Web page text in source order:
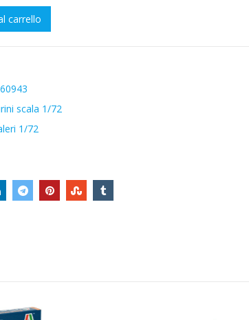
è:
€11,14.
carrello
scala 1/72
1/72